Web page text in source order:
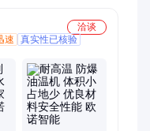
洽谈
速
真实性已核验